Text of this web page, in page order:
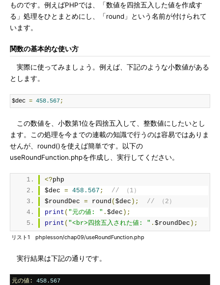
ものです。例えばPHPでは、「数値を四捨五入した値を作成す
る」処理をひとまとめにし、「round」という名前が付けられて
います。
関数の基本的な使い方
実際に使ってみましょう。例えば、下記のような小数値がある
とします。
$dec = 458.567;
この数値を、小数第1位を四捨五入して、整数値にしたいとし
ます。この処理を今までの連載の知識で行うのは容易ではありま
せんが、round()を使えば簡単です。以下の
useRoundFunction.phpを作成し、実行してください。
<?php
$dec = 458.567 ;
// （1）
$roundDec = round ( $dec );
// （2）
print ( "元の値: " . $dec );
print ( "<br>四捨五入された値: " . $roundDec );
リスト1 phplesson/chap09/useRoundFunction.php
実行結果は下記の通りです。
元の値:
458.567